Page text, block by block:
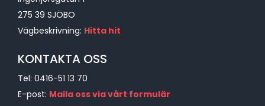
275 39 SJÖBO
Vägbeskrivning: Hitta hit
KONTAKTA OSS
Tel: 0416-51 13 70
E-post: Maila oss via vårt formulär